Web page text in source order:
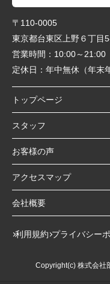
〒110-0005
東京都台東区上野６丁目
営業時間： 10:00～21:00
定休日： 年中無休（年末
トップページ
スタッフ
お客様の声
アクセスマップ
会社概要
利用規約 プライバシー
Copyright(c) 株式会社